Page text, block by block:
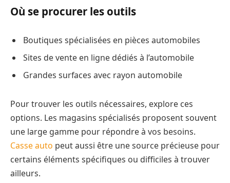
Où se procurer les outils
Boutiques spécialisées en pièces automobiles
Sites de vente en ligne dédiés à l’automobile
Grandes surfaces avec rayon automobile
Pour trouver les outils nécessaires, explore ces
options. Les magasins spécialisés proposent souvent
une large gamme pour répondre à vos besoins.
Casse auto peut aussi être une source précieuse pour
certains éléments spécifiques ou difficiles à trouver
ailleurs.